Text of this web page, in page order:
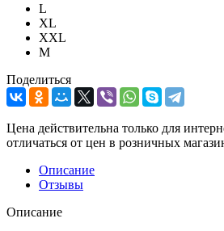
L
XL
XXL
М
Поделиться
Цена действительна только для
отличаться от цен в розничных
Описание
Отзывы
Описание